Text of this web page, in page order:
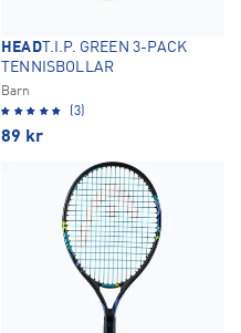
HEADT.I.P. GREEN 3-PACK
TENNISBOLLAR
Barn
(3)
89 kr